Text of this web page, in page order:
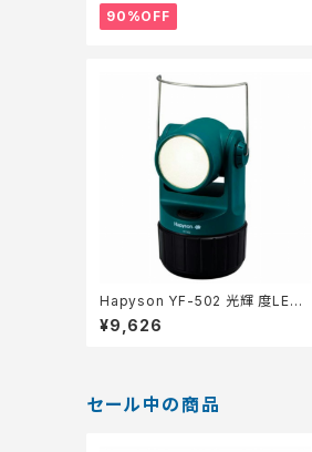
90%OFF
Hapyson YF-502 光輝 度LED
投光集魚灯
¥9,626
セール中の商品